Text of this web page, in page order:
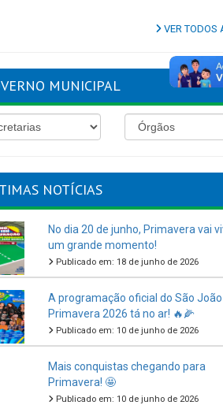
VER TODOS
MUNICIPAL
NOTÍCIAS
No dia 20 de junho, Primavera vai
um grande momento!
Publicado em: 18 de junho de 2026
A programação oficial do São
Primavera 2026 tá no ar! 🔥🌽
Publicado em: 10 de junho de 2026
Mais conquistas chegando para
Primavera! 🤩
Publicado em: 10 de junho de 2026